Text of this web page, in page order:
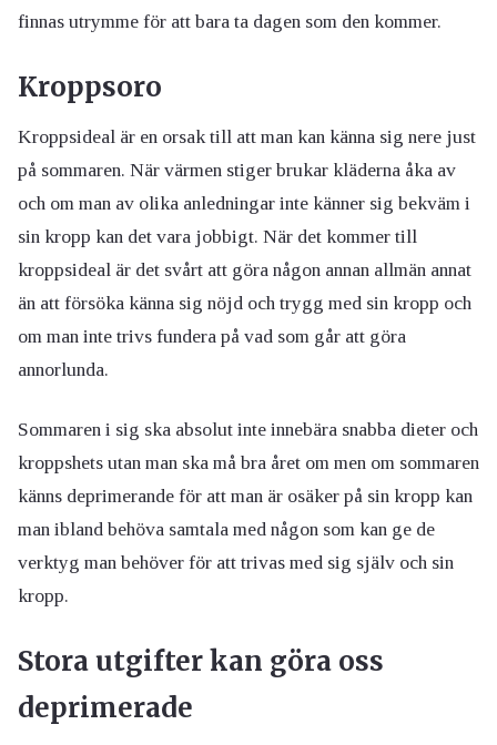
finnas utrymme för att bara ta dagen som den kommer.
Kroppsoro
Kroppsideal är en orsak till att man kan känna sig nere just
på sommaren. När värmen stiger brukar kläderna åka av
och om man av olika anledningar inte känner sig bekväm i
sin kropp kan det vara jobbigt. När det kommer till
kroppsideal är det svårt att göra någon annan allmän annat
än att försöka känna sig nöjd och trygg med sin kropp och
om man inte trivs fundera på vad som går att göra
annorlunda.
Sommaren i sig ska absolut inte innebära snabba dieter och
kroppshets utan man ska må bra året om men om sommaren
känns deprimerande för att man är osäker på sin kropp kan
man ibland behöva samtala med någon som kan ge de
verktyg man behöver för att trivas med sig själv och sin
kropp.
Stora utgifter kan göra oss
deprimerade